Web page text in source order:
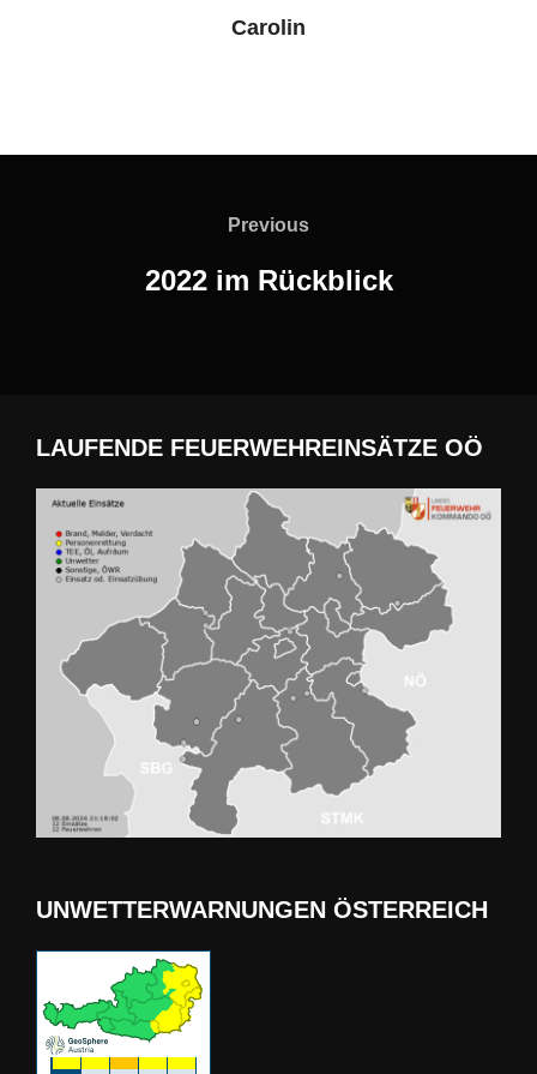
Carolin
Previous
Previous
2022 im Rückblick
LAUFENDE FEUERWEHREINSÄTZE OÖ
UNWETTERWARNUNGEN ÖSTERREICH